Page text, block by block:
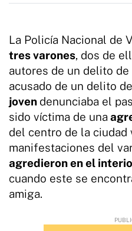
La Policía Nacional de
tres varones, dos de
autores de un delito
acusado de un delito
joven denunciaba el
sido víctima de una
del centro de la
manifestaciones del
agredieron en el
cuando este se
amiga.